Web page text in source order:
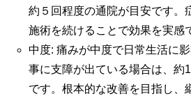
約５回程度の通院が目安です。
施術を続けることで効果を実感
中度: 痛みが中度で日常生活に
事に支障が出ている場合は、約
です。根本的な改善を目指し、